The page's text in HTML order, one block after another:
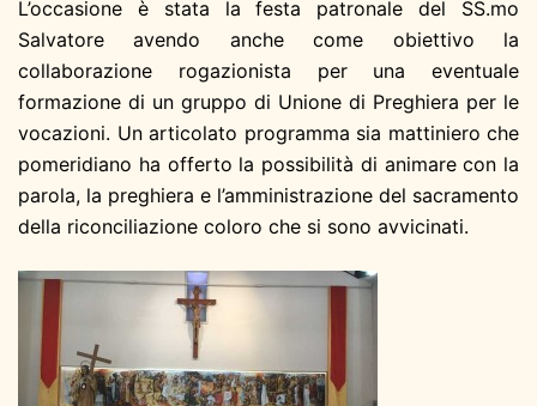
L’occasione è stata la festa patronale del SS.mo
Salvatore avendo anche come obiettivo la
collaborazione rogazionista per una eventuale
formazione di un gruppo di Unione di Preghiera per le
vocazioni. Un articolato programma sia mattiniero che
pomeridiano ha offerto la possibilità di animare con la
parola, la preghiera e l’amministrazione del sacramento
della riconciliazione coloro che si sono avvicinati.